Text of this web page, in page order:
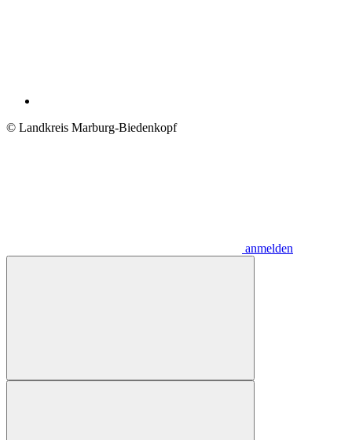
© Landkreis Marburg-Biedenkopf
anmelden